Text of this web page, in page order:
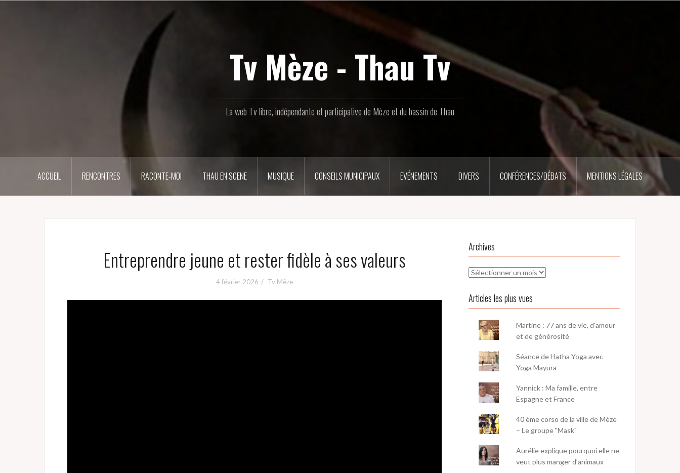
Tv Mèze - Thau Tv
La web Tv libre, indépendante et participative de Mèze et du bassin de Thau
ACCUEIL RENCONTRES RACONTE-MOI THAU EN SCENE MUSIQUE CONSEILS MUNICIPAUX EVÉNEMENTS DIVERS CONFÉRENCES/DÉBATS MENTIONS LÉGALES
Entreprendre jeune et rester fidèle à ses valeurs
4 février 2026 Tv Mèze
Archives
Archives
Articles les plus vues
Martine : 77 ans de vie, d'amour
et de générosité
Séance de Hatha Yoga avec
Yoga Mayura
Yannick : Ma famille, entre
Espagne et France
40 ème corso de la ville de Mèze
– Le groupe "Mask"
Aurélie explique pourquoi elle ne
veut plus manger d’animaux